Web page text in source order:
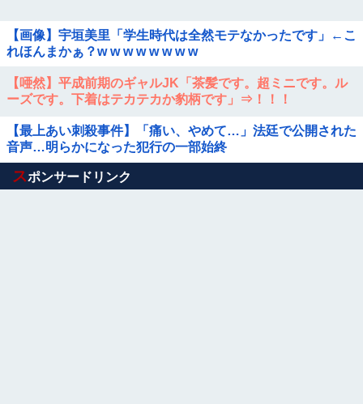
【画像】宇垣美里「学生時代は全然モテなかったです」←こ
れほんまかぁ？w w w w w w w w
【唖然】平成前期のギャルJK「茶髪です。超ミニです。ル
ーズです。下着はテカテカか豹柄です」⇒！！！
【最上あい刺殺事件】「痛い、やめて…」法廷で公開された
音声…明らかになった犯行の一部始終
Powered by livedoor 相互RSS
スポンサードリンク